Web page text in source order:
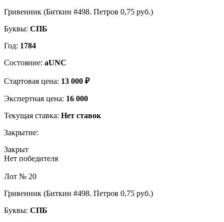
Гривенник (Биткин #498. Петров 0,75 руб.)
Буквы: СПБ
Год: 1784
Состояние: aUNC
Стартовая цена: 13 000 ₽
Экспертная цена: 16 000
Текущая ставка: Нет ставок
Закрытие:
Закрыт
Нет победителя
Лот № 20
Гривенник (Биткин #498. Петров 0,75 руб.)
Буквы: СПБ